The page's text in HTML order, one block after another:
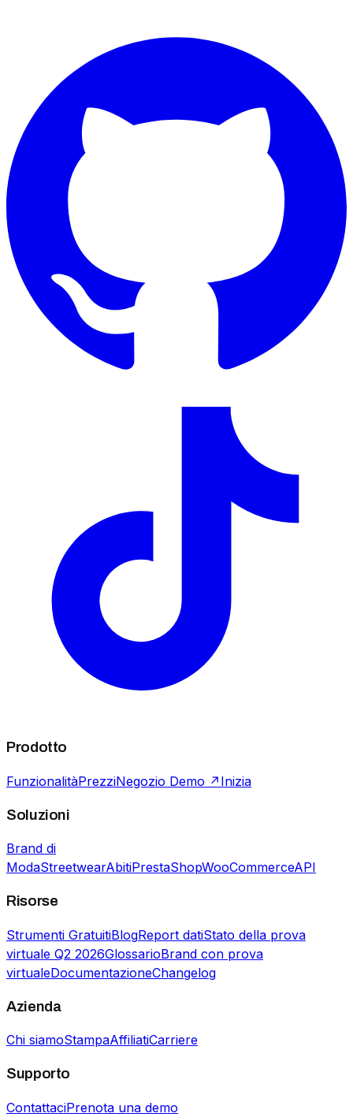
Prodotto
FunzionalitàPrezziNegozio Demo ↗ Inizia
Soluzioni
Brand di
ModaStreetwearAbitiPrestaShopWooCommerceAPI
Risorse
Strumenti GratuitiBlogReport datiStato della prova
virtuale Q2 2026GlossarioBrand con prova
virtualeDocumentazioneChangelog
Azienda
Chi siamoStampaAffiliatiCarriere
Supporto
ContattaciPrenota una demo